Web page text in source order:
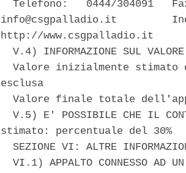
Telefono:   0444/304091
info@csgpalladio.it
http://www.csgpalladio.it
V.4) INFORMAZIONE SUL
Valore inizialmente stimato
esclusa
Valore finale totale
V.5) E' POSSIBILE CHE IL
stimato: percentuale del 30%
SEZIONE VI: ALTRE
VI.1) APPALTO CONNESSO AD